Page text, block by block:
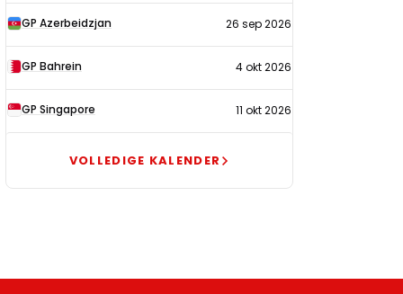
GP Azerbeidzjan 26 sep 2026
GP Bahrein 4 okt 2026
GP Singapore 11 okt 2026
VOLLEDIGE KALENDER